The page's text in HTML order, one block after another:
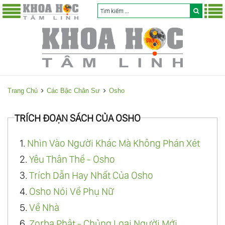
Trang Chủ Các Bậc Chân Sư Osho
TRÍCH ĐOẠN SÁCH CỦA OSHO
1. Nhìn Vào Người Khác Mà Không Phán Xét
2. Yêu Thân Thể - Osho
3. Trích Dẫn Hay Nhất Của Osho
4. Osho Nói Về Phụ Nữ
5. Về Nhà